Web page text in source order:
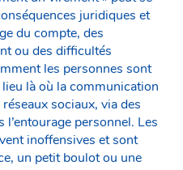
juridiques et
du compte, des
ou des difficultés
les personnes sont
là où la communication
sociaux, via des
personnel. Les
inoffensives et sont
un petit boulot ou une